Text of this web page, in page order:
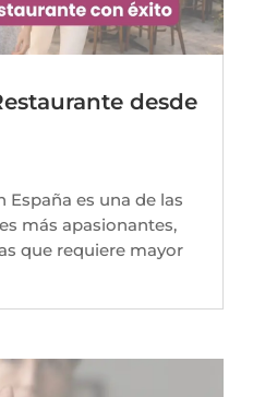
desde
es una de las
más apasionantes,
que requiere mayor